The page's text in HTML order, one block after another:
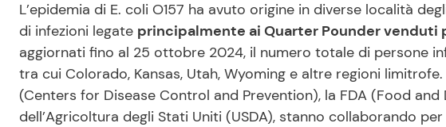
L’epidemia di E. coli O157 ha avuto origine in diverse località
di infezioni legate principalmente ai Quarter Pounder venduti
aggiornati fino al 25 ottobre 2024, il numero totale di persone
tra cui Colorado, Kansas, Utah, Wyoming e altre regioni
(Centers for Disease Control and Prevention), la FDA (Food
dell’Agricoltura degli Stati Uniti (USDA), stanno collaborando